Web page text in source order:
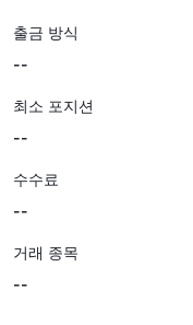
출금 방식
--
최소 포지션
--
수수료
--
거래 종목
--